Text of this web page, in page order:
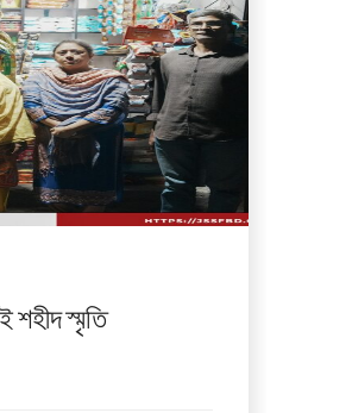
শহীদ স্মৃতি